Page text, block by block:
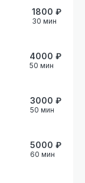
30 мин
1800 ₽
50 мин
4000 ₽
50 мин
3000 ₽
60 мин
5000 ₽